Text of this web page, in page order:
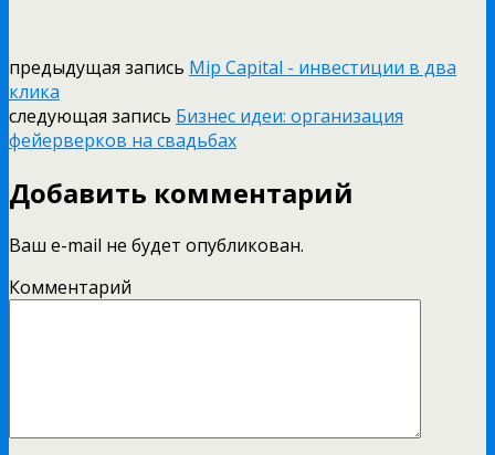
предыдущая запись Mip Capital - инвестиции в два
клика
следующая запись Бизнес идеи: организация
фейерверков на свадьбах
Добавить комментарий
Ваш e-mail не будет опубликован.
Комментарий